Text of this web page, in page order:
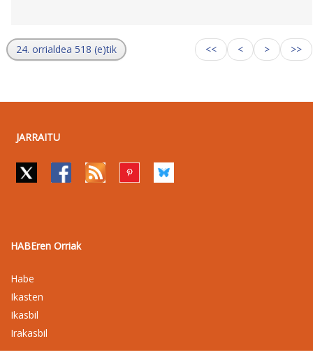
24. orrialdea 518 (e)tik << < > >>
JARRAITU
HABEren Orriak
Habe
Ikasten
Ikasbil
Irakasbil